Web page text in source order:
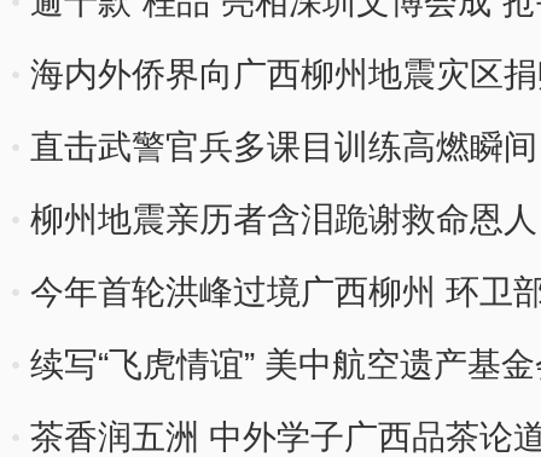
海内外侨界向广西柳州地震灾区
直击武警官兵多课目训练高燃瞬间
柳州地震亲历者含泪跪谢救命恩
在了
今年首轮洪峰过境广西柳州 环卫
续写“飞虎情谊” 美中航空遗产基
茶香润五洲 中外学子广西品茶论